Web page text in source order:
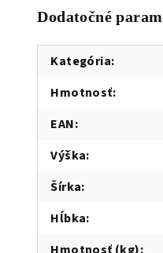
Dodatočné
Kategória:
Hmotnosť:
EAN:
Výška:
Šírka:
Hĺbka: